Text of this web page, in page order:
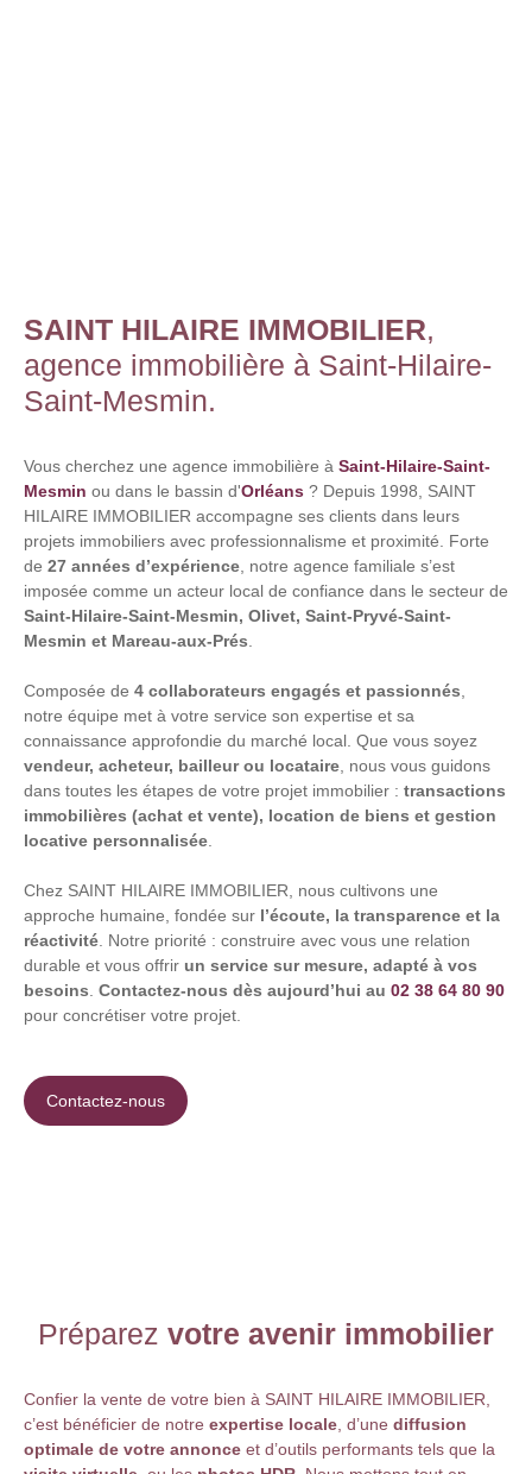
SAINT HILAIRE IMMOBILIER,
agence immobilière à Saint-Hilaire-
Saint-Mesmin.
Vous cherchez une agence immobilière à Saint-Hilaire-Saint-
Mesmin ou dans le bassin d'Orléans ? Depuis 1998, SAINT
HILAIRE IMMOBILIER accompagne ses clients dans leurs
projets immobiliers avec professionnalisme et proximité. Forte
de 27 années d’expérience , notre agence familiale s’est
imposée comme un acteur local de confiance dans le secteur de
Saint-Hilaire-Saint-Mesmin, Olivet, Saint-Pryvé-Saint-
Mesmin et Mareau-aux-Prés
Composée de 4 collaborateurs engagés et passionnés
notre équipe met à votre service son expertise et sa
connaissance approfondie du marché local. Que vous soyez
vendeur, acheteur, bailleur ou locataire , nous vous guidons
dans toutes les étapes de votre projet immobilier : transactions
immobilières (achat et vente), location de biens et gestion
locative personnalisée
Chez SAINT HILAIRE IMMOBILIER , nous cultivons une
approche humaine, fondée sur l’écoute, la transparence et la
réactivité . Notre priorité : construire avec vous une relation
durable et vous offrir un service sur mesure, adapté à vos
besoins Contactez-nous dès aujourd’hui au 02 38 64 80 90
pour concrétiser votre projet.
Contactez-nous
Préparez votre avenir immobilier
Confier la vente de votre bien à SAINT HILAIRE IMMOBILIER
c’est bénéficier de notre expertise locale , d’une diffusion
optimale de votre annonce et d’outils performants tels que la